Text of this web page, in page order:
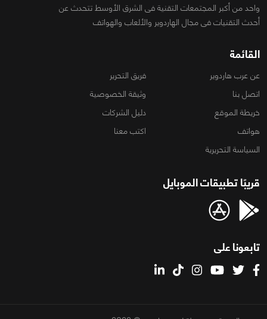
واحد من أكبر المجتمعات التقنية فى الشرق الأوسط تتحدث عن
أحدث التقنيات فى مجال الهاردوير والألعاب والهواتف
القائمة
عن عرب هاردوير
فريق التحرير
اتصل بنا
وثيقة الخصوصية
خريطة الموقع
دليل الشركات
هواتف
اكتب معنا
السياسة التحريرية
قريبًا تطبيقات الموبايل
تابعونا على